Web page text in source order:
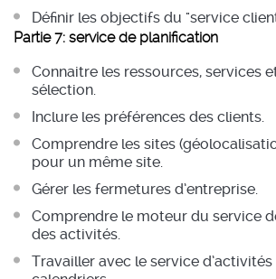
Définir les objectifs du "service
Partie 7: service de planification
Connaitre les ressources, services
sélection.
Inclure les préférences des clients.
Comprendre les sites
pour un même site.
Gérer les fermetures d’entreprise.
Comprendre le moteur du service
des activités.
Travailler avec le service